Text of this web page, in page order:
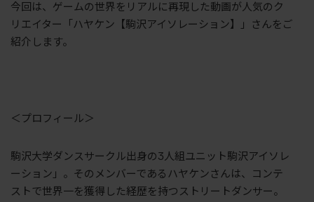
今回は、ゲームの世界をリアルに再現した動画が人気のク
リエイター「ハヤケン【駒沢アイソレーション】」さんをご
紹介します。
＜プロフィール＞
駒沢大学ダンスサークル出身の 3 人組ユニット駒沢アイソレ
ーション」。そのメンバーであるハヤケンさんは、コンテ
ストで世界一を獲得した経歴を持つストリートダンサー。